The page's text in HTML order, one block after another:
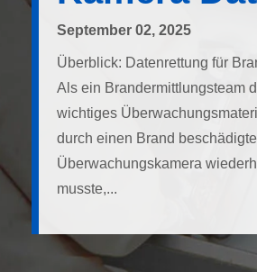
September 02, 2025
Überblick: Datenrettung für
Als ein Brandermittlungsteam
wichtiges
durch einen Brand
Überwachungskamera
musste,...